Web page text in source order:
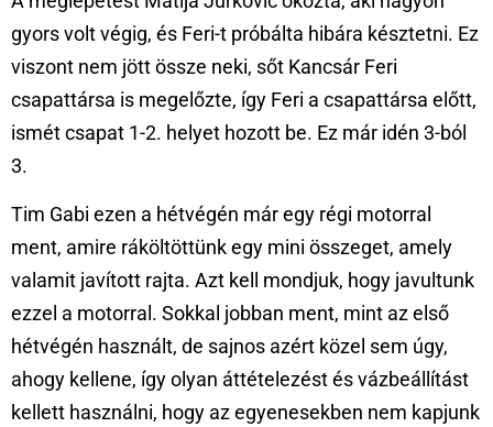
gyors volt végig, és Feri-t próbálta hibára késztetni. Ez
viszont nem jött össze neki, sőt Kancsár Feri
csapattársa is megelőzte, így Feri a csapattársa előtt,
ismét csapat 1-2. helyet hozott be. Ez már idén 3-ból
3.
Tim Gabi ezen a hétvégén már egy régi motorral
ment, amire ráköltöttünk egy mini összeget, amely
valamit javított rajta. Azt kell mondjuk, hogy javultunk
ezzel a motorral. Sokkal jobban ment, mint az első
hétvégén használt, de sajnos azért közel sem úgy,
ahogy kellene, így olyan áttételezést és vázbeállítást
kellett használni, hogy az egyenesekben nem kapjunk